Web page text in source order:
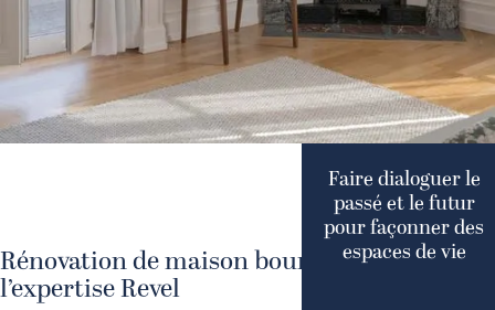
Faire dialoguer le
passé et le futur
pour façonner des
espaces de vie
Rénovation de maison bourgeoise :
l’expertise Revel